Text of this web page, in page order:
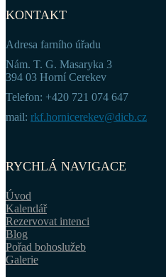
KONTAKT
Adresa farního úřadu
Nám. T. G. Masaryka 3
394 03 Horní Cerekev
Telefon: +420 721 074 647
mail: rkf.hornicerekev@dicb.cz
RYCHLÁ NAVIGACE
Úvod
Kalendář
Rezervovat intenci
Blog
Pořad bohoslužeb
Galerie